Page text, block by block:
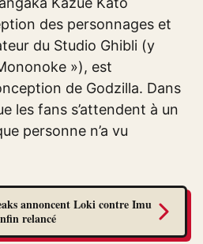
des personnages et
du Studio Ghibli (y
»), est
de Godzilla. Dans
les fans s’attendent à un
personne n’a vu
annoncent Loki contre Imu
relancé